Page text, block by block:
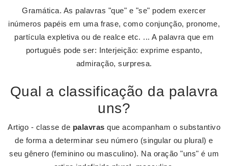
Gramática. As palavras "que" e "se" podem exercer
inúmeros papéis em uma frase, como conjunção, pronome,
partícula expletiva ou de realce etc. ... A palavra que em
português pode ser: Interjeição: exprime espanto,
admiração, surpresa.
Qual a classificação da palavra
uns?
Artigo - classe de palavras que acompanham o substantivo
de forma a determinar seu número (singular ou plural) e
seu gênero (feminino ou masculino). Na oração "uns" é um